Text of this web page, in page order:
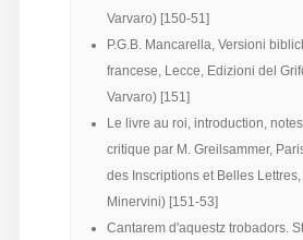
Varvaro) [150-51]
P.G.B. Mancarella, Versioni
francese, Lecce, Edizioni del
Varvaro) [151]
Le livre au roi, introduction,
critique par M. Greilsammer,
des Inscriptions et Belles Lettres,
Minervini) [151-53]
Cantarem d'aquestz trobadors.